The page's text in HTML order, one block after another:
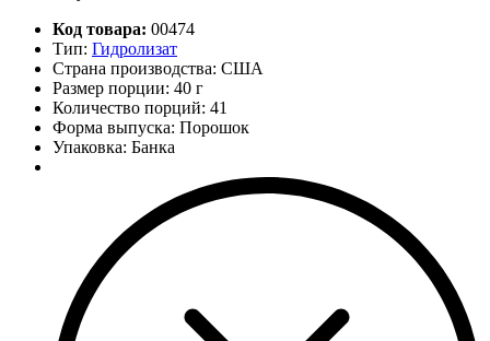
Код товара: 00474
Тип: Гидролизат
Страна производства: США
Размер порции: 40 г
Количество порций: 41
Форма выпуска: Порошок
Упаковка: Банка